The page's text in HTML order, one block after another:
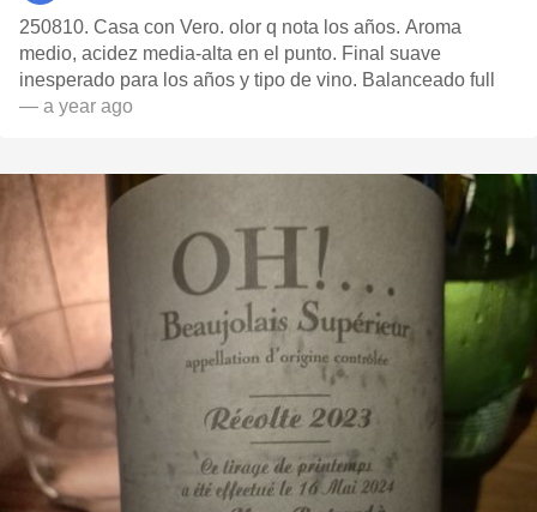
250810. Casa con Vero. olor q nota los años. Aroma
medio, acidez media-alta en el punto. Final suave
inesperado para los años y tipo de vino. Balanceado full
— a year ago